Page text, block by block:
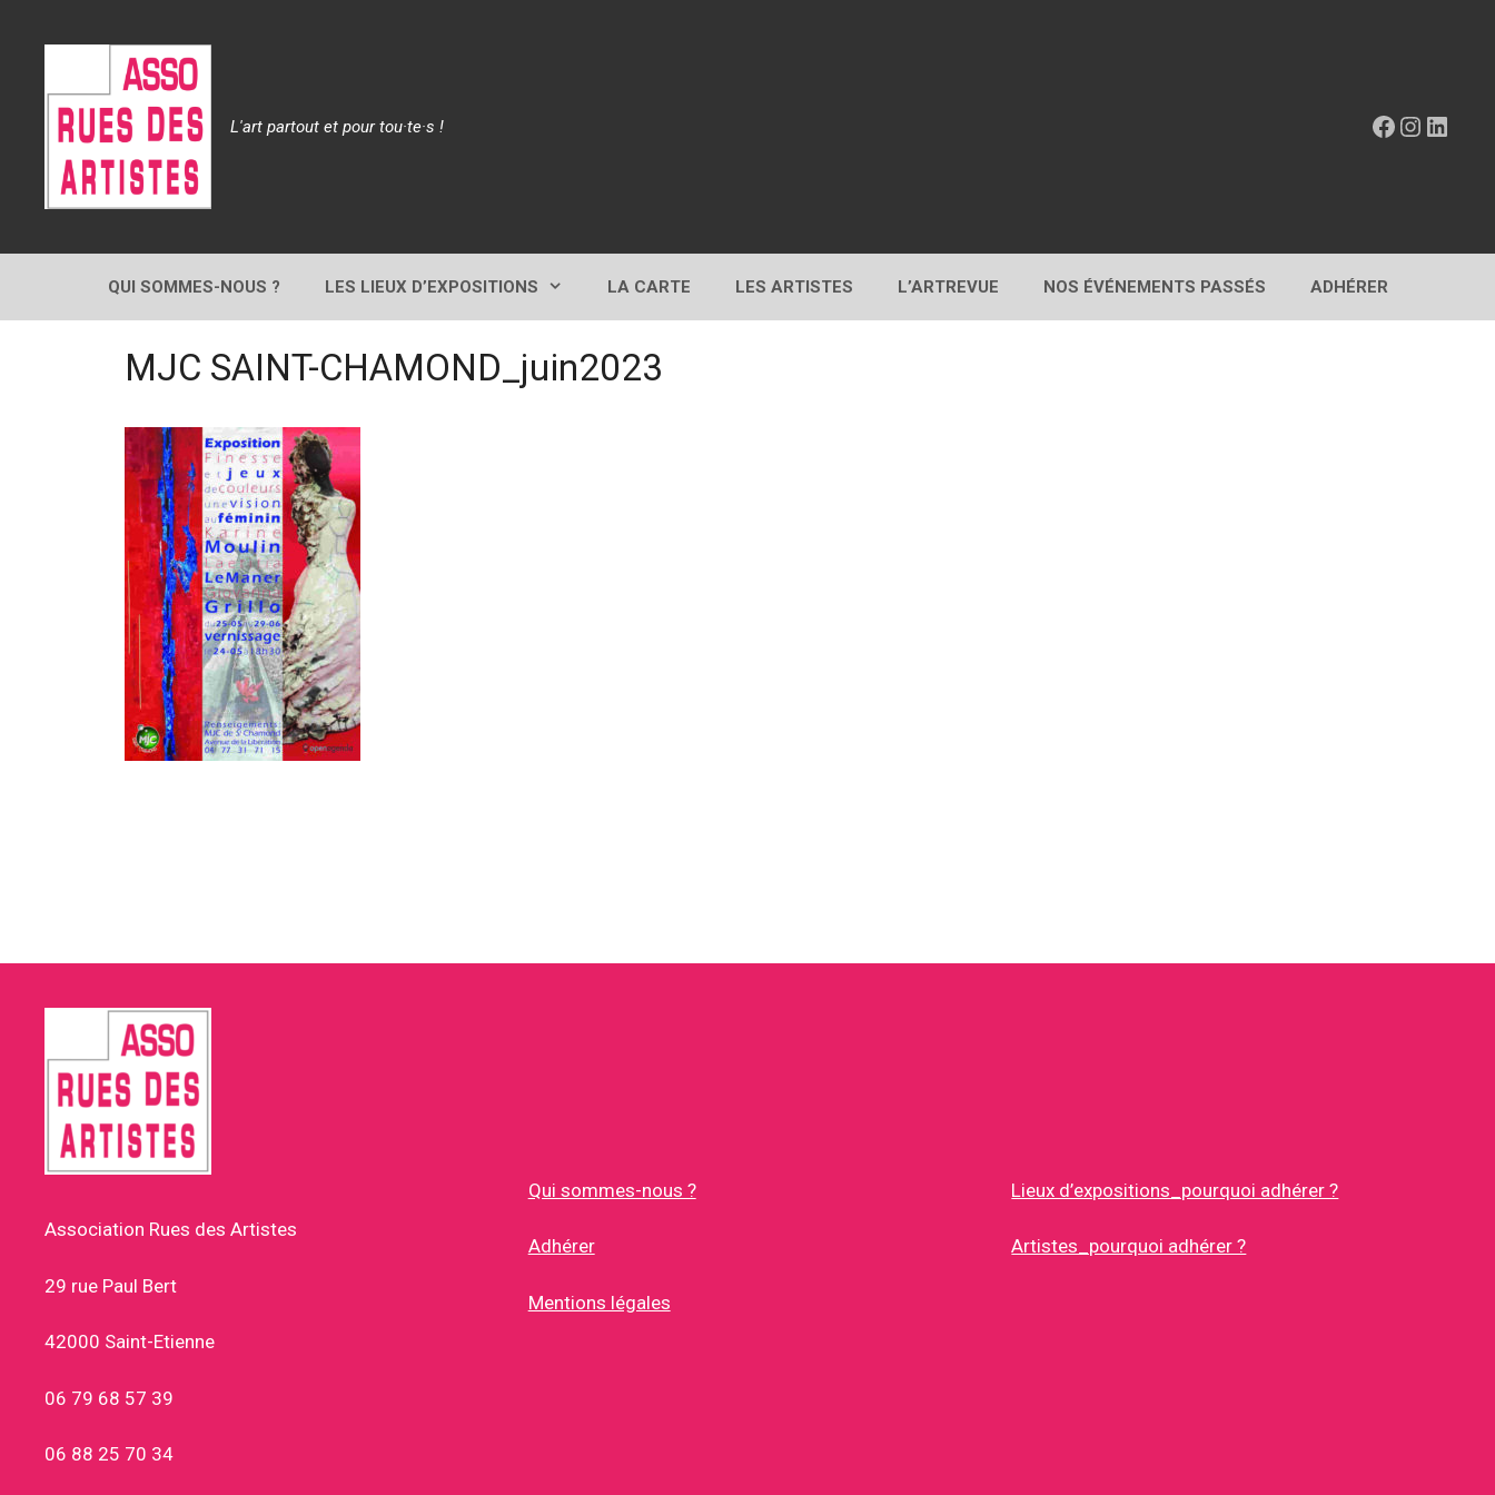
L'art partout et pour tou·te·s ! Facebook
QUI SOMMES-NOUS ? LES LIEUX D’EXPOSITIONS LA CARTE LES ARTISTES L’ARTREVUE NOS ÉVÉNEMENTS PASSÉS ADHÉRER
MJC SAINT-CHAMOND_juin2023
Association Rues des Artistes
29 rue Paul Bert
42000 Saint-Etienne
06 79 68 57 39
06 88 25 70 34
Qui sommes-nous ?
Adhérer
Mentions légales
Lieux d’expositions_pourquoi adhérer ?
Artistes_pourquoi adhérer ?